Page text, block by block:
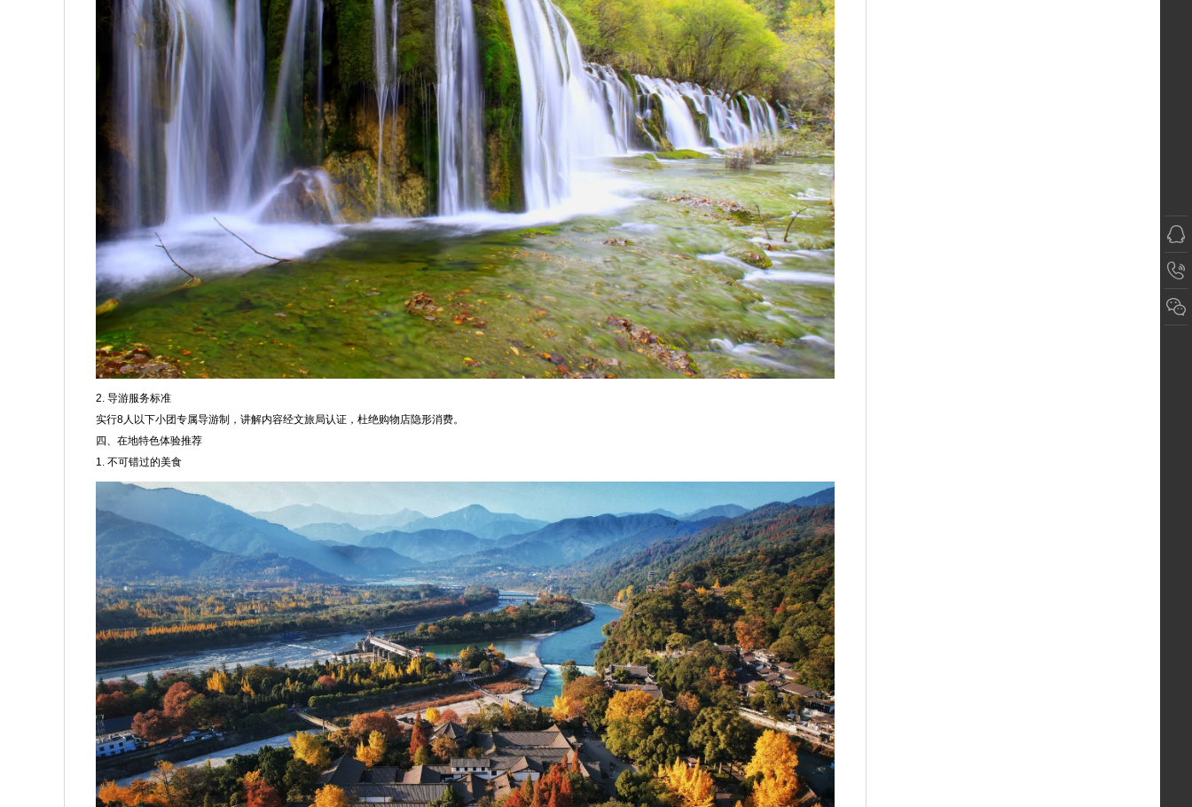
2. 导游服务标准
实行8人以下小团专属导游制，讲解内容经文旅局认证，杜绝购物店隐形消费。
四、在地特色体验推荐
1. 不可错过的美食